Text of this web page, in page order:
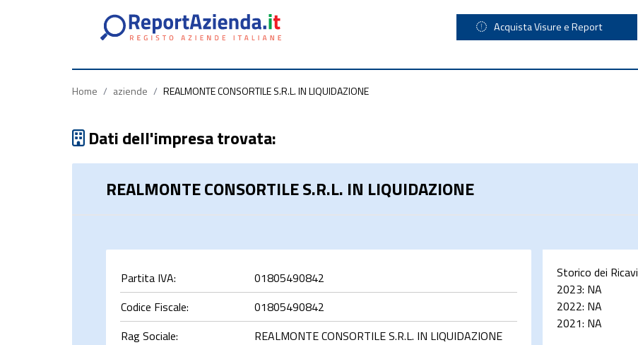
Acquista Visure e Report
Home / aziende / REALMONTE CONSORTILE S.R.L. IN LIQUIDAZIONE
Dati dell'impresa trovata:
REALMONTE CONSORTILE S.R.L. IN LIQUIDAZIONE
Partita IVA:
01805490842
Codice Fiscale:
01805490842
Rag Sociale:
REALMONTE CONSORTILE S.R.L. IN LIQUIDAZIONE
Storico dei Ricavi
2023: NA
2022: NA
2021: NA